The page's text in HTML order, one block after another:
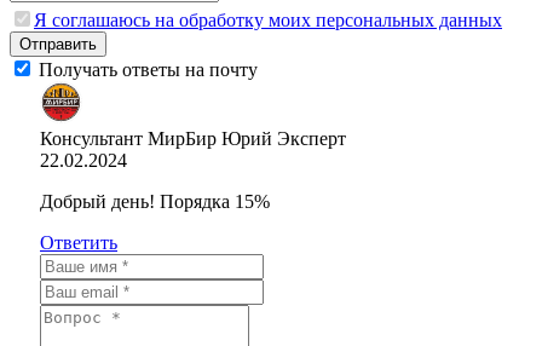
Я соглашаюсь на обработку моих персональных данных
Отправить
Получать ответы на почту
Консультант МирБир Юрий Эксперт
22.02.2024
Добрый день! Порядка 15%
Ответить